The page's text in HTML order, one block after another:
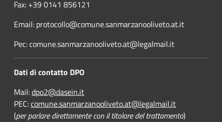
Fax: +39 0141 856121
Email: protocollo@comune.sanmarzanooliveto.at.it
Pec: comune.sanmarzanooliveto.at@legalmail.it
Dati di contatto DPO
Mail:dpo2@dasein.it
PEC:comune.sanmarzanooliveto.at@legalmail.it
(per parlare direttamente con il titolare del trattamento)